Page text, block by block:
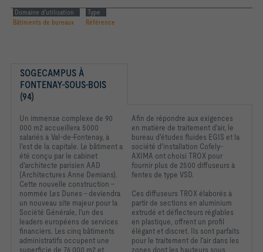
Domaine d'utilisation
Bâtiments de bureaux
Type
Référence
SOGECAMPUS À
FONTENAY-SOUS-BOIS
(94)
Un immense complexe de 90
000 m2 accueillera 5000
salariés à Val-de-Fontenay, à
l'est de la capitale. Le bâtiment a
été conçu par le cabinet
d'architecte parisien AAD
(Architectures Anne Demians).
Cette nouvelle construction -
nommée Les Dunes - deviendra
un nouveau site majeur pour la
Société Générale, l'un des
leaders européens de services
financiers. Les cinq bâtiments
administratifs occupent une
superficie de 76 000 m2 et
Afin de répondre aux exigences
en matière de traitement d'air, le
bureau d'études fluides EGIS et la
société d'installation Cofely-
AXIMA ont choisi TROX pour
fournir plus de 2500 diffuseurs à
fentes de type VSD.
Ces diffuseurs TROX élaborés à
partir de sections en aluminium
extrudé et déflecteurs réglables
en plastique, offrent un profil
élégant et discret. Ils sont parfaits
pour le traitement de l'air dans les
zones dont les hauteurs sous